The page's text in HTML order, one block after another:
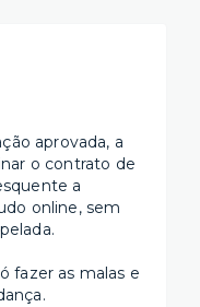
aprovada, a
o contrato de
a
online, sem
fazer as malas e